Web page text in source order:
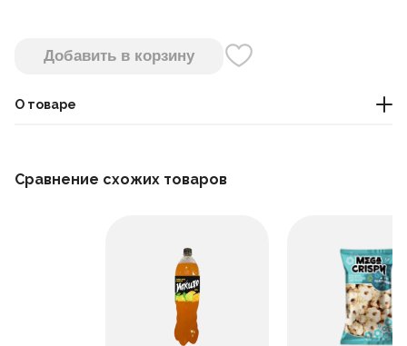
Добавить в корзину
О товаре
Сравнение схожих товаров